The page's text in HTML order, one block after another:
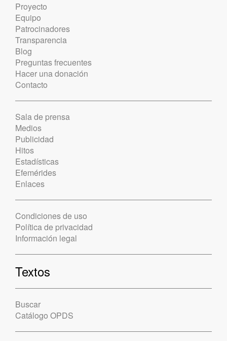
Proyecto
Equipo
Patrocinadores
Transparencia
Blog
Preguntas frecuentes
Hacer una donación
Contacto
Sala de prensa
Medios
Publicidad
Hitos
Estadísticas
Efemérides
Enlaces
Condiciones de uso
Política de privacidad
Información legal
Textos
Buscar
Catálogo OPDS